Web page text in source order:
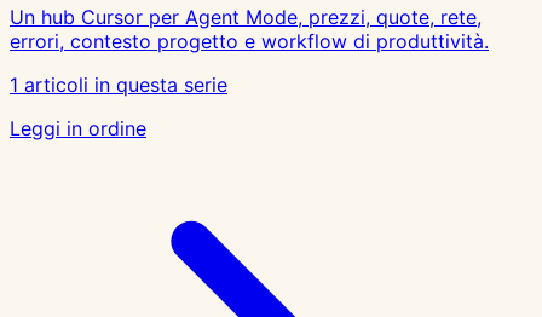
Un hub Cursor per Agent Mode, prezzi, quote, rete,
errori, contesto progetto e workflow di produttività.
1 articoli in questa serie
Leggi in ordine